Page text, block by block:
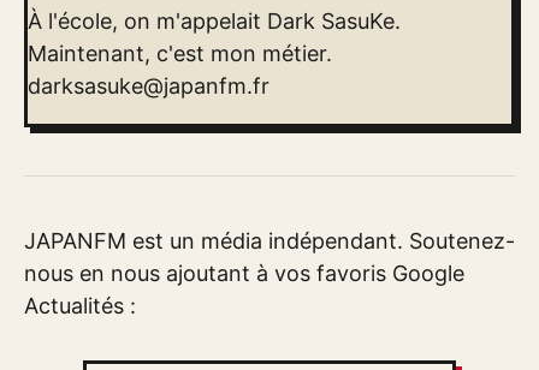
À l'école, on m'appelait Dark SasuKe.
Maintenant, c'est mon métier.
darksasuke@japanfm.fr
JAPANFM est un média indépendant. Soutenez-
nous en nous ajoutant à vos favoris Google
Actualités :